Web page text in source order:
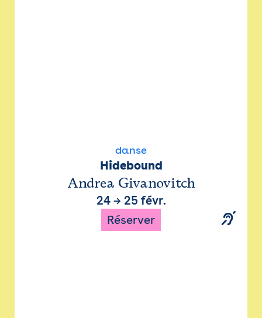
danse
Hidebound
Andrea Givanovitch
24→ 25 févr.
Réserver